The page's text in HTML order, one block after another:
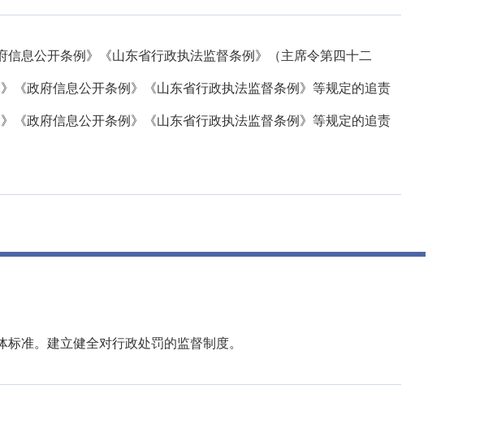
息公开条例》《山东省行政执法监督条例》（主席令第四十二
《政府信息公开条例》《山东省行政执法监督条例》等规定的追责
《政府信息公开条例》《山东省行政执法监督条例》等规定的追责
准。建立健全对行政处罚的监督制度。